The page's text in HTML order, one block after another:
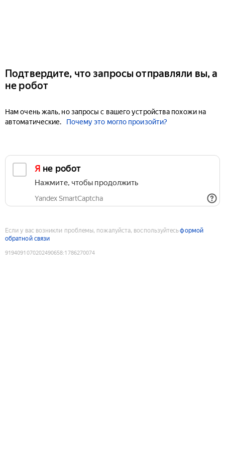
Подтвердите, что запросы отправляли вы, а
не робот
Нам очень жаль, но запросы с вашего устройства похожи на
автоматические.
Почему это могло произойти?
Я не робот
Нажмите, чтобы продолжить
Yandex SmartCaptcha
Если у вас возникли проблемы, пожалуйста, воспользуйтесьформой
обратной связи
9194091070202490658:1786270074